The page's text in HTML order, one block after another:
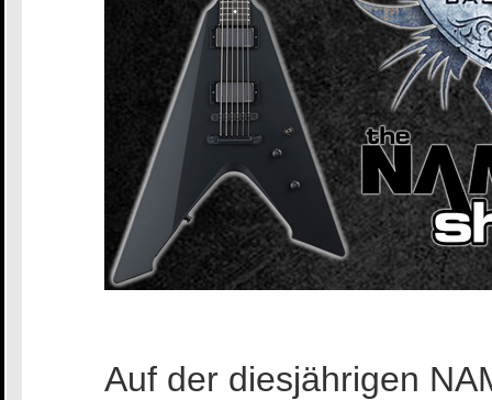
Auf der diesjährigen